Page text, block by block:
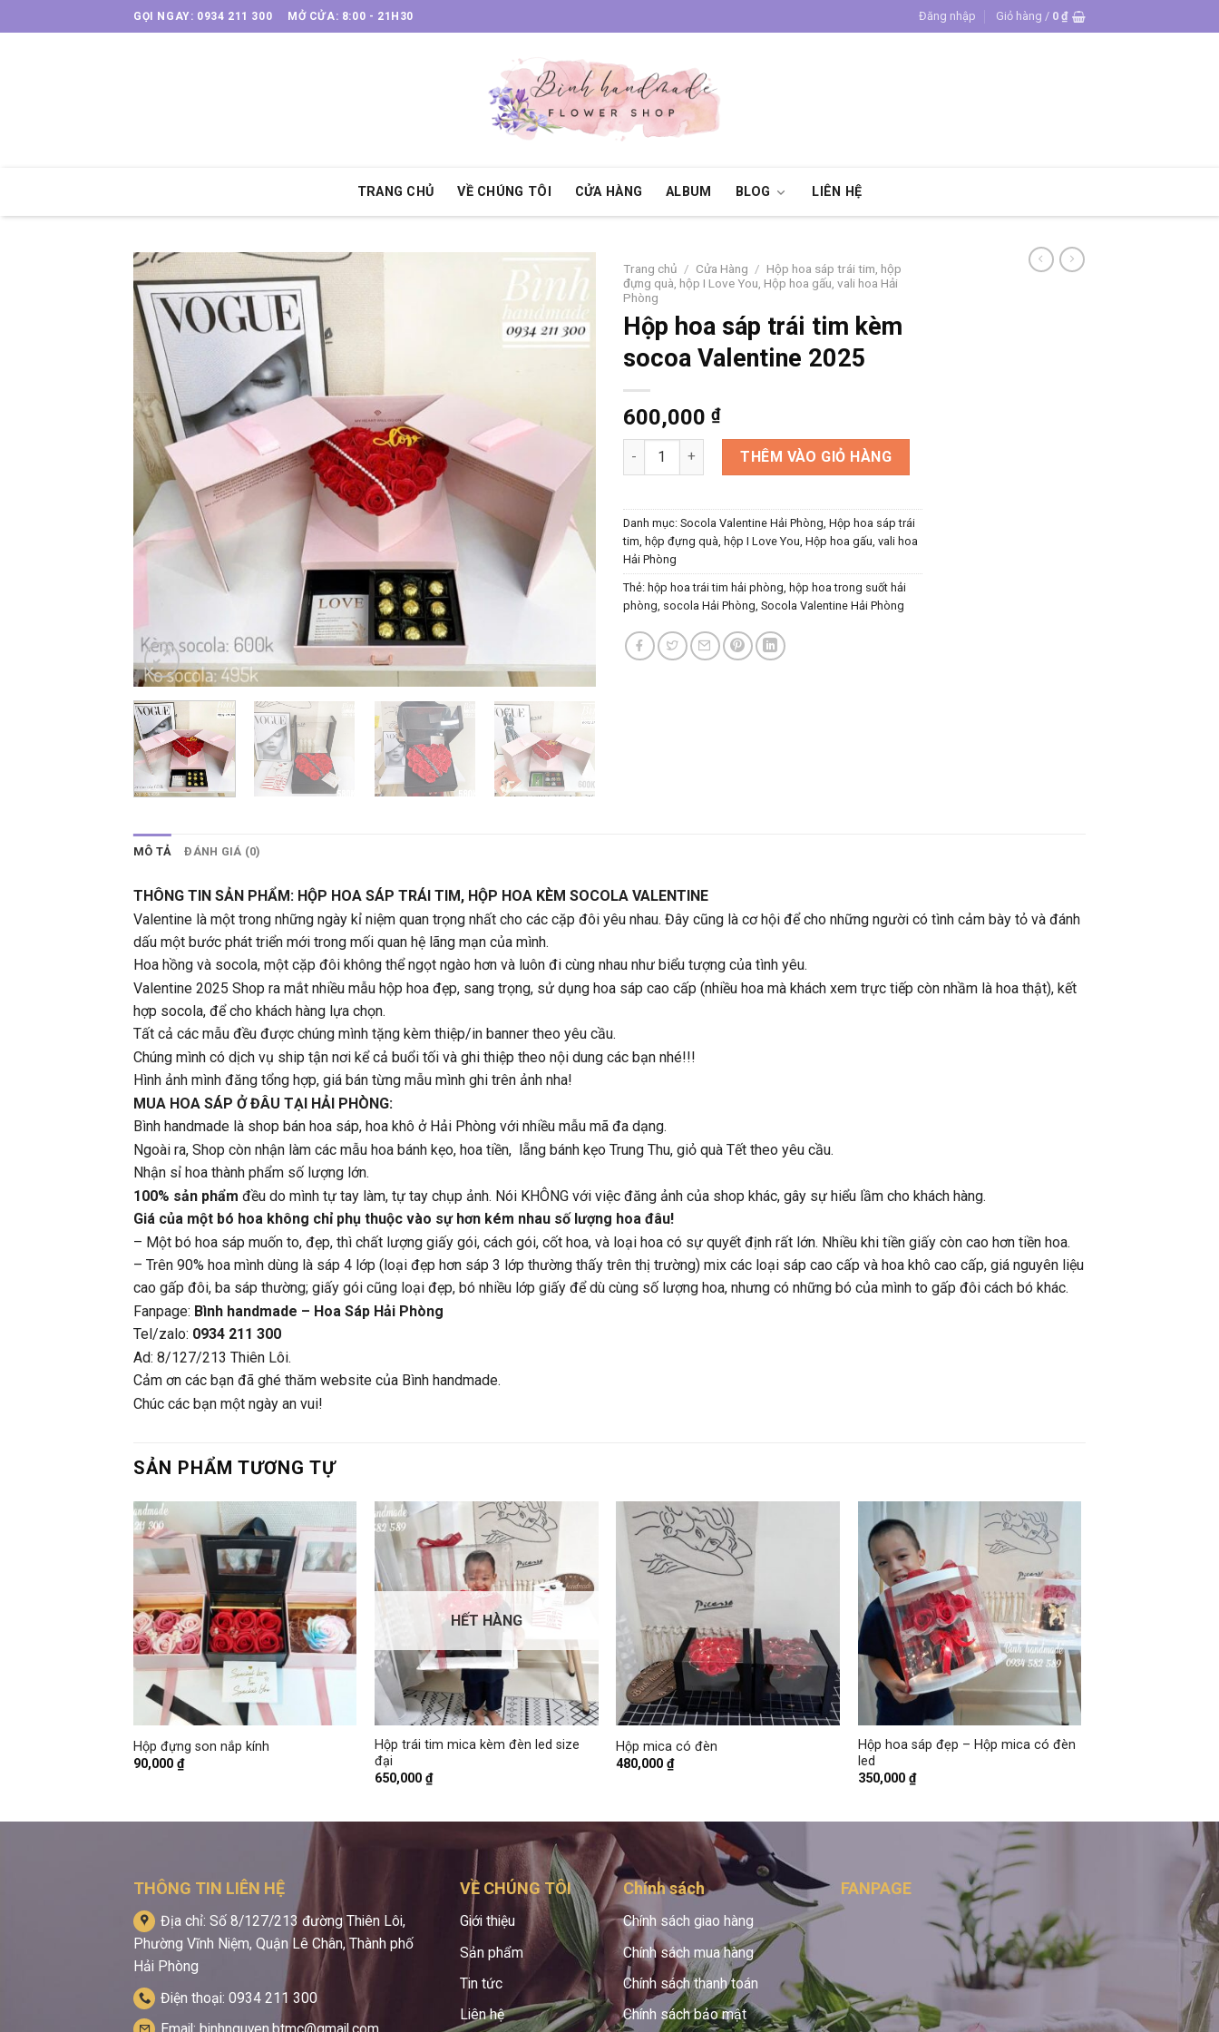
to
GỌI NGAY: 0934 211 300 MỞ CỬA: 8:00 - 21H30 Đăng nhập Giỏ hàng / 0 ₫
TRANG CHỦ VỀ CHÚNG TÔI CỬA HÀNG ALBUM BLOG LIÊN HỆ
Trang chủ / Cửa Hàng / Hộp hoa sáp trái tim, hộp
đựng quà, hộp I Love You, Hộp hoa gấu, vali hoa Hải
Phòng
Hộp hoa sáp trái tim kèm
socoa Valentine 2025
600,000 ₫
Hộp hoa sáp trái tim kèm socoa Valentine 2025 số lượng
THÊM VÀO GIỎ HÀNG
Danh mục: Socola Valentine Hải Phòng Hộp hoa sáp trái
tim, hộp đựng quà, hộp I Love You, Hộp hoa gấu, vali hoa
Hải Phòng
Thẻ: hộp hoa trái tim hải phòng hộp hoa trong suốt hải
phòng socola Hải Phòng Socola Valentine Hải Phòng
MÔ TẢ ĐÁNH GIÁ (0)
THÔNG TIN SẢN PHẨM: HỘP HOA SÁP TRÁI TIM, HỘP HOA KÈM SOCOLA VALENTINE
Valentine là một trong những ngày kỉ niệm quan trọng nhất cho các cặp đôi yêu nhau. Đây cũng là cơ hội để cho những người có tình cảm bày tỏ và đánh
dấu một bước phát triển mới trong mối quan hệ lãng mạn của mình.
Hoa hồng và socola, một cặp đôi không thể ngọt ngào hơn và luôn đi cùng nhau như biểu tượng của tình yêu.
Valentine 2025 Shop ra mắt nhiều mẫu hộp hoa đẹp, sang trọng, sử dụng hoa sáp cao cấp (nhiều hoa mà khách xem trực tiếp còn nhầm là hoa thật), kết
hợp socola, để cho khách hàng lựa chọn.
Tất cả các mẫu đều được chúng mình tặng kèm thiệp/in banner theo yêu cầu.
Chúng mình có dịch vụ ship tận nơi kể cả buổi tối và ghi thiệp theo nội dung các bạn nhé!!!
Hình ảnh mình đăng tổng hợp, giá bán từng mẫu mình ghi trên ảnh nha!
MUA HOA SÁP Ở ĐÂU TẠI HẢI PHÒNG:
Bình handmade là shop bán hoa sáp, hoa khô ở Hải Phòng với nhiều mẫu mã đa dạng.
Ngoài ra, Shop còn nhận làm các mẫu hoa bánh kẹo, hoa tiền, lẵng bánh kẹo Trung Thu, giỏ quà Tết theo yêu cầu.
Nhận sỉ hoa thành phẩm số lượng lớn.
100% sản phẩm đều do mình tự tay làm, tự tay chụp ảnh. Nói KHÔNG với việc đăng ảnh của shop khác, gây sự hiểu lầm cho khách hàng.
Giá của một bó hoa không chỉ phụ thuộc vào sự hơn kém nhau số lượng hoa đâu!
– Một bó hoa sáp muốn to, đẹp, thì chất lượng giấy gói, cách gói, cốt hoa, và loại hoa có sự quyết định rất lớn. Nhiều khi tiền giấy còn cao hơn tiền hoa.
– Trên 90% hoa mình dùng là sáp 4 lớp (loại đẹp hơn sáp 3 lớp thường thấy trên thị trường) mix các loại sáp cao cấp và hoa khô cao cấp, giá nguyên liệu
cao gấp đôi, ba sáp thường; giấy gói cũng loại đẹp, bó nhiều lớp giấy để dù cùng số lượng hoa, nhưng có những bó của mình to gấp đôi cách bó khác.
Fanpage: Bình handmade – Hoa Sáp Hải Phòng
Tel/zalo: 0934 211 300
Ad: 8/127/213 Thiên Lôi.
Cảm ơn các bạn đã ghé thăm website của Bình handmade.
Chúc các bạn một ngày an vui!
SẢN PHẨM TƯƠNG TỰ
+
Hộp đựng son nắp kính
90,000 ₫
+
HẾT HÀNG
Hộp trái tim mica kèm đèn led size
đại
650,000₫
+
Hộp mica có đèn
480,000₫
Hộp hoa sáp đẹp – Hộp mica có đèn
led
350,000 ₫
THÔNG TIN LIÊN HỆ
Địa chỉ: Số 8/127/213 đường Thiên Lôi,
Phường Vĩnh Niệm, Quận Lê Chân, Thành phố
Hải Phòng
Điện thoại: 0934 211 300
VỀ CHÚNG TÔI
Giới thiệu
Sản phẩm
Tin tức
Liên hệ
Chính sách
Chính sách giao hàng
Chính sách mua hàng
Chính sách thanh toán
Chính sách bảo mật
FANPAGE